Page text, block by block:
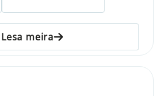
Lesa meira